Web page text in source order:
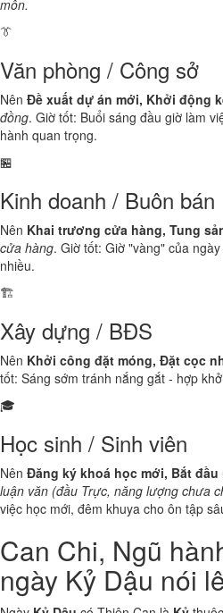
môn.
👔
Văn phòng / Công sở
Nên Đề xuất dự án mới, Khởi động
đồng. Giờ tốt: Buổi sáng đầu giờ làm
hành quan trọng.
🏪
Kinh doanh / Buôn bán
Nên Khai trương cửa hàng, Tung
cửa hàng. Giờ tốt: Giờ "vàng" của
nhiều.
🏗️
Xây dựng / BĐS
Nên Khởi công đặt móng, Đặt cọc
tốt: Sáng sớm tránh nắng gắt - hợp
🎓
Học sinh / Sinh viên
Nên Đăng ký khoá học mới, Bắt
luận văn (đầu Trực, năng lượng chưa
việc học mới, đêm khuya cho ôn tập
Can Chi, Ngũ
ngày Kỷ Dậu nói